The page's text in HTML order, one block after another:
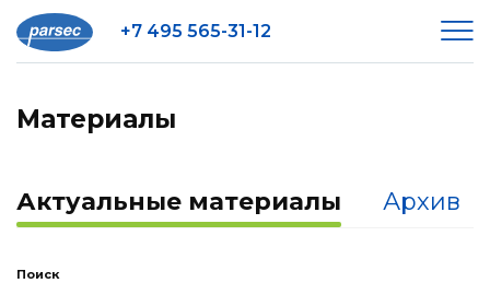
+7 495 565-31-12
Материалы
Актуальные материалы Архив
Поиск